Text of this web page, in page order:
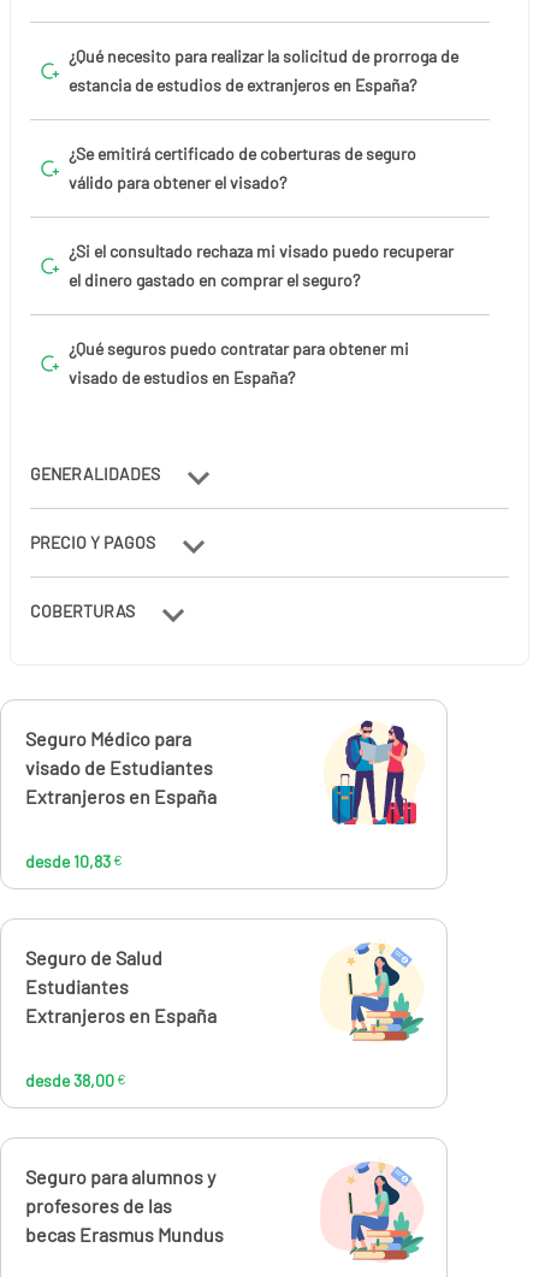
¿Qué necesito para realizar la solicitud de prorroga de
estancia de estudios de extranjeros en España?
¿Se emitirá certificado de coberturas de seguro
válido para obtener el visado?
¿Si el consultado rechaza mi visado puedo recuperar
el dinero gastado en comprar el seguro?
¿Qué seguros puedo contratar para obtener mi
visado de estudios en España?
GENERALIDADES
PRECIO Y PAGOS
COBERTURAS
Calcúlalo ahora
Seguro Médico para
visado de Estudiantes
Extranjeros en España
desde 10,83 €
10,83 €
Calcúlalo ahora
Seguro de Salud
Estudiantes
Extranjeros en España
desde 38,00 €
38,00€
Calcúlalo ahora
Seguro para alumnos y
profesores de las
becas Erasmus Mundus